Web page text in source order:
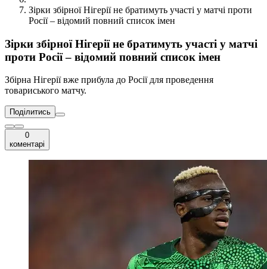
Зірки збірної Нігерії не братимуть участі у матчі проти
Росії – відомий повний список імен
Зірки збірної Нігерії не братимуть участі у матчі
проти Росії – відомий повний список імен
Збірна Нігерії вже прибула до Росії для проведення
товариського матчу.
Поділитись
0
коментарі